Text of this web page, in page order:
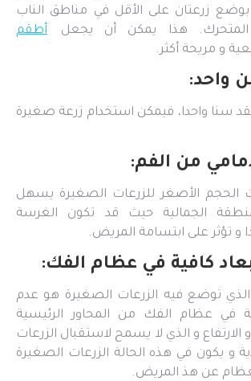
بوضع زرعتان على الأقل في مناطق الناب
هذا يمكن أن يجعل
أطقم
و مريحة أكثر.
واحد:
سنا واحدا، فيمكن استخدام زرعة صغيرة
من الفم:
الحجم الأصغر للزرعات الصغيرة يسهل
الجمالية حيث قد تكون الغرسة
و تؤثر على ابتسامة المريض.
كافية في عظام الفك:
توضع فيه الزرعات الصغيرة هو عدم
في عظام الفك من المحاور الرئيسية
و الذي لا يسمح لاستقبال الزرعات
و يكون في هذه الحالة الزرعات الصغيرة
عن هذ المريض.